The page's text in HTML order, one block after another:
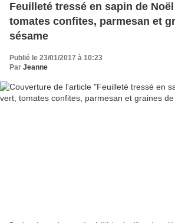
Feuilleté tressé en sapin de
tomates confites, parmesan et
sésame
Publié le 23/01/2017 à 10:23
Par Jeanne